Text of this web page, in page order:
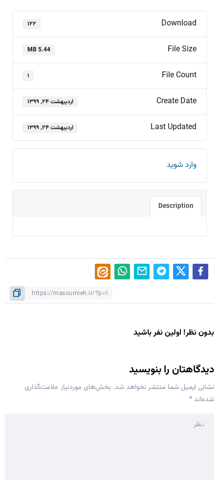
Download ۱۲۲
File Size
5.44 MB
File Count ۱
Create Date اردیبهشت ۲۴, ۱۳۹۹
Last Updated اردیبهشت ۲۴, ۱۳۹۹
وارد شوید
Description
بدون نظر! اولین نفر باشید
دیدگاهتان را بنویسید
نشانی ایمیل شما منتشر نخواهد شد. بخش‌های موردنیاز علامت‌گذاری
شده‌اند*